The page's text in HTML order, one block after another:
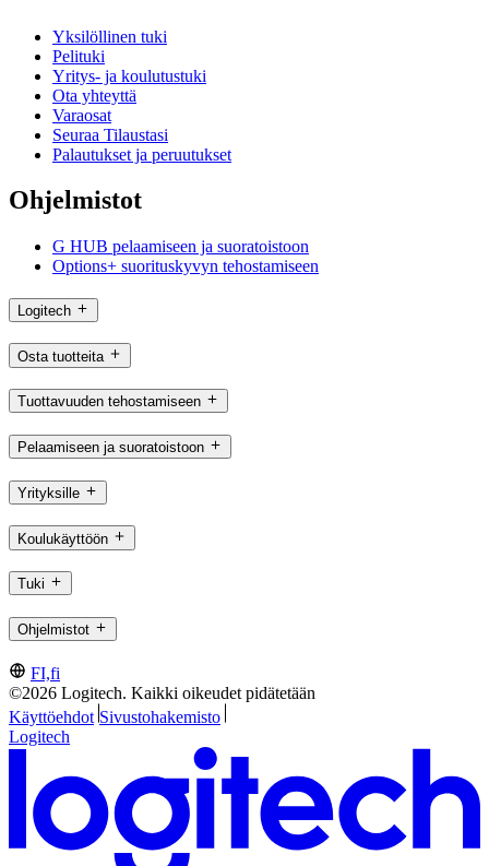
Yksilöllinen tuki
Pelituki
Yritys- ja koulutustuki
Ota yhteyttä
Varaosat
Seuraa Tilaustasi
Palautukset ja peruutukset
Ohjelmistot
G HUB pelaamiseen ja suoratoistoon
Options+ suorituskyvyn tehostamiseen
Logitech
Osta tuotteita
Tuottavuuden tehostamiseen
Pelaamiseen ja suoratoistoon
Yrityksille
Koulukäyttöön
Tuki
Ohjelmistot
FI,fi
©2026 Logitech. Kaikki oikeudet pidätetään
Käyttöehdot Sivustohakemisto
Logitech